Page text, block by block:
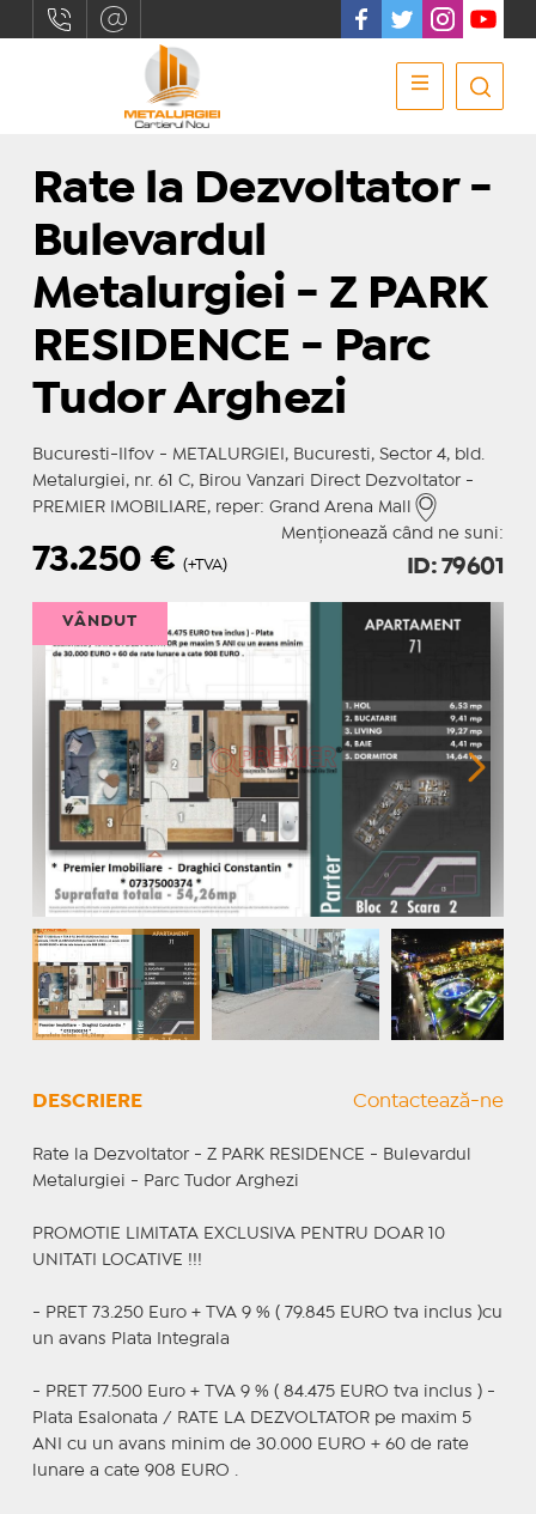
Rate la Dezvoltator -
Bulevardul
Metalurgiei - Z PARK
RESIDENCE - Parc
Tudor Arghezi
Bucuresti-Ilfov - METALURGIEI, Bucuresti, Sector 4, bld.
Metalurgiei, nr. 61 C, Birou Vanzari Direct Dezvoltator -
PREMIER IMOBILIARE, reper: Grand Arena Mall
Menționează când ne suni:
73.250€ (+TVA) ID: 79601
VÂNDUT
DESCRIERE Contactează-ne
Rate la Dezvoltator - Z PARK RESIDENCE - Bulevardul
Metalurgiei - Parc Tudor Arghezi
PROMOTIE LIMITATA EXCLUSIVA PENTRU DOAR 10
UNITATI LOCATIVE !!!
- PRET 73.250 Euro + TVA 9 % ( 79.845 EURO tva inclus )cu
un avans Plata Integrala
- PRET 77.500 Euro + TVA 9 % ( 84.475 EURO tva inclus ) -
Plata Esalonata / RATE LA DEZVOLTATOR pe maxim 5
ANI cu un avans minim de 30.000 EURO + 60 de rate
lunare a cate 908 EURO .